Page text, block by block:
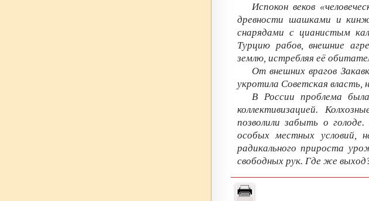
Испокон веков
древности шашками и
снарядами с цианистым
Турцию рабов, внешние
землю, истребляя её
От внешних врагов
укротила Советская власть,
В России проблема
коллективизацией.
позволили забыть о голоде.
особых местных условий,
радикального прироста
свободных рук. Где же